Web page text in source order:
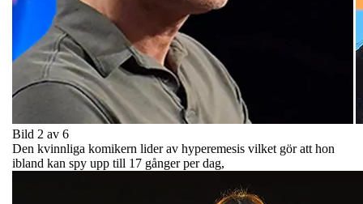
Bild 2 av 6
Den kvinnliga komikern lider av hyperemesis vilket gör att hon
ibland kan spy upp till 17 gånger per dag,